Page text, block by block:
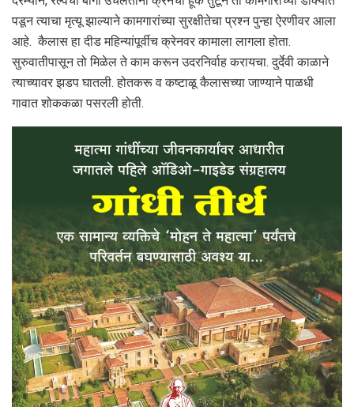
पडून त्याचा मृत्यू झाल्याने कामगारांच्या सुरक्षीतेचा प्रश्न पुन्हा ऐरणीवर आला
आहे. कैलास हा दीड महिन्यांपूर्वीच क्रेनवर कामाला लागला होता.
सुरुवातीपासून तो मिळेल ते काम करून उदरनिर्वाह करायचा. दुर्देवी काळाने
त्याच्यावर झडप घातली. होतकरू व कष्टाळू कैलासच्या जाण्याने पाळधी
गावात शोककळा पसरली होती.